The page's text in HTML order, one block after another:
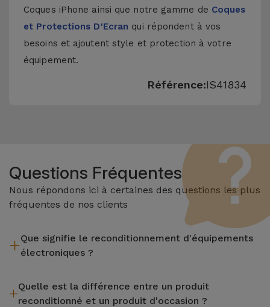
Coques iPhone ainsi que notre gamme de Coques
et Protections D'Ecran qui répondent à vos
besoins et ajoutent style et protection à votre
équipement.
Référence:IS41834
Questions Fréquentes
Nous répondons ici à certaines des questions les plus
fréquentes de nos clients
Que signifie le reconditionnement d'équipements
électroniques ?
l'inspection, le nettoyage, sans oublier la réparation de tout
composant défectueux. Il convient de rappeler que tous les
Quelle est la différence entre un produit
reconditionné et un produit d'occasion ?